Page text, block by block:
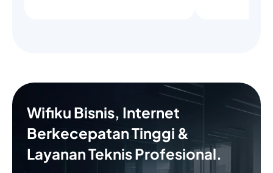
Wifiku Bisnis, Internet
Berkecepatan Tinggi &
Layanan Teknis Profesional.